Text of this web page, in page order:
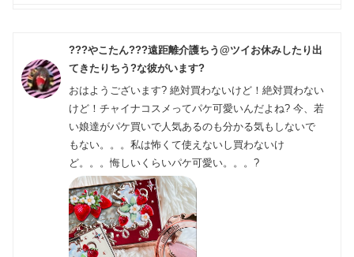
???やこたん???遠距離介護ちう@ツイお休みしたり出
てきたりちう?な彼がいます?
おはようございます? 絶対買わないけど！絶対買わない
けど！チャイナコスメってパケ可愛いんだよね? 今、若
い娘達がパケ買いで人気あるのも分かる気もしないで
もない。。。私は怖くて使えないし買わないけ
ど。。。悔しいくらいパケ可愛い。。。?